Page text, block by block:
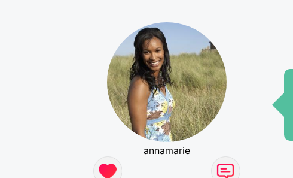
annamarie